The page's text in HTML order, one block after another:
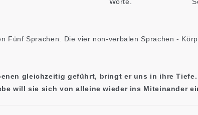
Fünf Sprachen. Die vier non-verbalen Sprachen -
gleichzeitig geführt, bringt er uns in ihre
will sie sich von alleine wieder ins Miteinander